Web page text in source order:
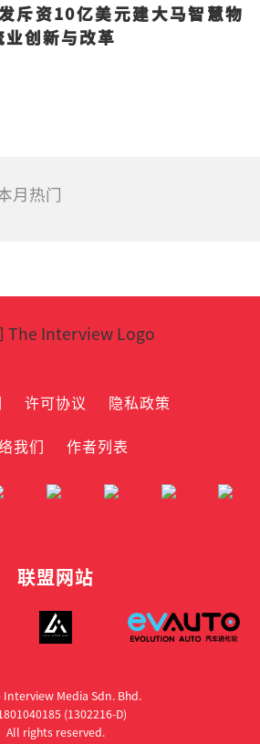
斥资10亿美元建大马智慧物
创新与改革
月热门
许可协议
隐私政策
我们
作者列表
联盟网站
Interview Media Sdn. Bhd.
(1302216­-D)
All rights reserved.